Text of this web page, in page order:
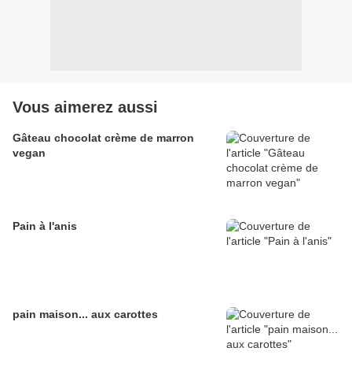
Vous aimerez aussi
Gâteau chocolat crème de marron
vegan
Pain à l'anis
pain maison... aux carottes